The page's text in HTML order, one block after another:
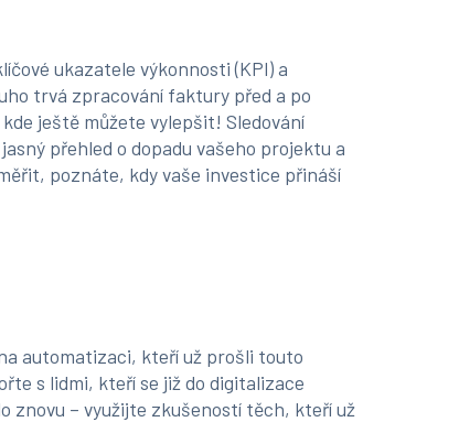
ukazatele výkonnosti (KPI) a
trvá zpracování faktury před a po
ještě můžete vylepšit! Sledování
přehled o dopadu vašeho projektu a
poznáte, kdy vaše investice přináší
automatizaci, kteří už prošli touto
s lidmi, kteří se již do digitalizace
znovu – využijte zkušeností těch, kteří už